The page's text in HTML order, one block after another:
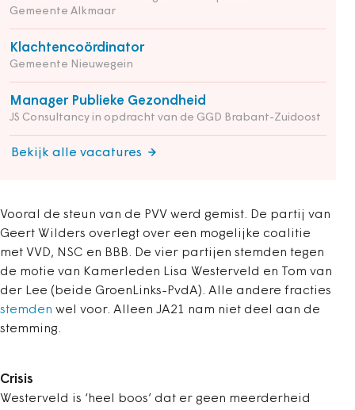
Gemeente Alkmaar
Klachtencoördinator
Gemeente Nieuwegein
Manager Publieke Gezondheid
JS Consultancy in opdracht van de GGD Brabant-Zuidoost
Bekijk alle vacatures
Vooral de steun van de PVV werd gemist. De partij van
Geert Wilders overlegt over een mogelijke coalitie
met VVD, NSC en BBB. De vier partijen stemden tegen
de motie van Kamerleden Lisa Westerveld en Tom van
der Lee (beide GroenLinks-PvdA). Alle andere fracties
stemden wel voor. Alleen JA21 nam niet deel aan de
stemming.
Crisis
Westerveld is ‘heel boos’ dat er geen meerderheid